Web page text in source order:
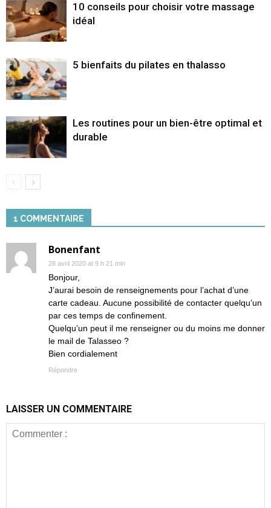
10 conseils pour choisir votre massage
idéal
5 bienfaits du pilates en thalasso
Les routines pour un bien-être optimal et
durable
1 COMMENTAIRE
Bonenfant
28 avril 2020 at 9 h 21 min
Bonjour,
J’aurai besoin de renseignements pour l’achat d’une
carte cadeau. Aucune possibilité de contacter quelqu’un
par ces temps de confinement.
Quelqu’un peut il me renseigner ou du moins me donner
le mail de Talasseo ?
Bien cordialement
Répondre
LAISSER UN COMMENTAIRE